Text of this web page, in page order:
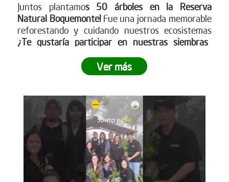
Juntos plantamos 50 árboles en la Reserva
Natural Boquemonte!Fue una jornada memorable
reforestando y cuidando nuestros ecosistemas
¿Te gustaría participar en nuestras siembras
¡Unámonos por un futuro más verde!
Ver más